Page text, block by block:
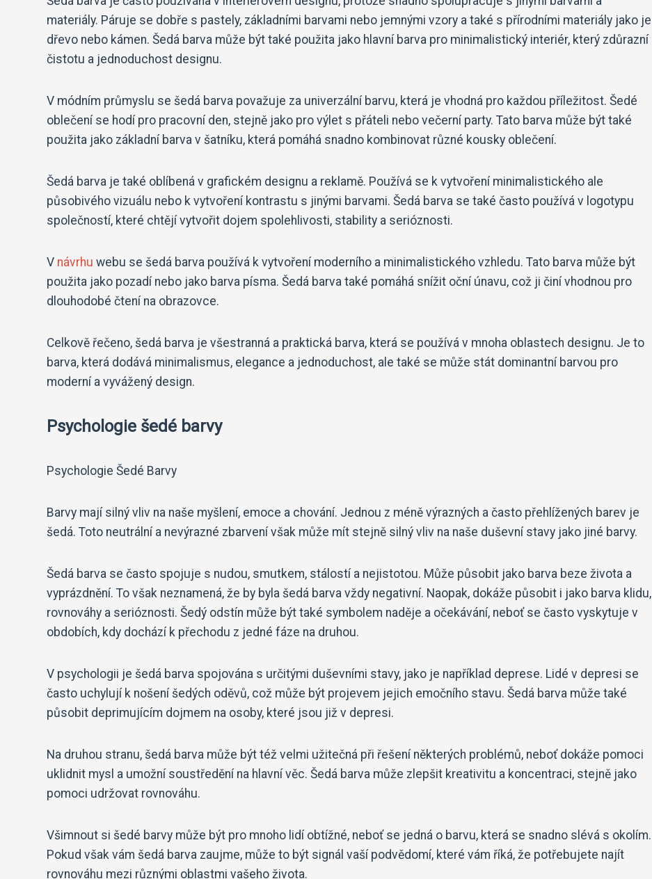
materiály. Páruje se dobře s pastely, základními barvami nebo jemnými vzory a také s přírodními materiály jako je
dřevo nebo kámen. Šedá barva může být také použita jako hlavní barva pro minimalistický interiér, který zdůrazní
čistotu a jednoduchost designu.
V módním průmyslu se šedá barva považuje za univerzální barvu, která je vhodná pro každou příležitost. Šedé
oblečení se hodí pro pracovní den, stejně jako pro výlet s přáteli nebo večerní party. Tato barva může být také
použita jako základní barva v šatníku, která pomáhá snadno kombinovat různé kousky oblečení.
Šedá barva je také oblíbená v grafickém designu a reklamě. Používá se k vytvoření minimalistického ale
působivého vizuálu nebo k vytvoření kontrastu s jinými barvami. Šedá barva se také často používá v logotypu
společností, které chtějí vytvořit dojem spolehlivosti, stability a serióznosti.
V návrhu webu se šedá barva používá k vytvoření moderního a minimalistického vzhledu. Tato barva může být
použita jako pozadí nebo jako barva písma. Šedá barva také pomáhá snížit oční únavu, což ji činí vhodnou pro
dlouhodobé čtení na obrazovce.
Celkově řečeno, šedá barva je všestranná a praktická barva, která se používá v mnoha oblastech designu. Je to
barva, která dodává minimalismus, elegance a jednoduchost, ale také se může stát dominantní barvou pro
moderní a vyvážený design.
Psychologie šedé barvy
Psychologie Šedé Barvy
Barvy mají silný vliv na naše myšlení, emoce a chování. Jednou z méně výrazných a často přehlížených barev je
šedá. Toto neutrální a nevýrazné zbarvení však může mít stejně silný vliv na naše duševní stavy jako jiné barvy.
Šedá barva se často spojuje s nudou, smutkem, stálostí a nejistotou. Může působit jako barva beze života a
vyprázdnění. To však neznamená, že by byla šedá barva vždy negativní. Naopak, dokáže působit i jako barva klidu,
rovnováhy a serióznosti. Šedý odstín může být také symbolem naděje a očekávání, neboť se často vyskytuje v
obdobích, kdy dochází k přechodu z jedné fáze na druhou.
V psychologii je šedá barva spojována s určitými duševními stavy, jako je například deprese. Lidé v depresi se
často uchylují k nošení šedých oděvů, což může být projevem jejich emočního stavu. Šedá barva může také
působit deprimujícím dojmem na osoby, které jsou již v depresi.
Na druhou stranu, šedá barva může být též velmi užitečná při řešení některých problémů, neboť dokáže pomoci
uklidnit mysl a umožní soustředění na hlavní věc. Šedá barva může zlepšit kreativitu a koncentraci, stejně jako
pomoci udržovat rovnováhu.
Všimnout si šedé barvy může být pro mnoho lidí obtížné, neboť se jedná o barvu, která se snadno slévá s okolím.
Pokud však vám šedá barva zaujme, může to být signál vaší podvědomí, které vám říká, že potřebujete najít
rovnováhu mezi různými oblastmi vašeho života.